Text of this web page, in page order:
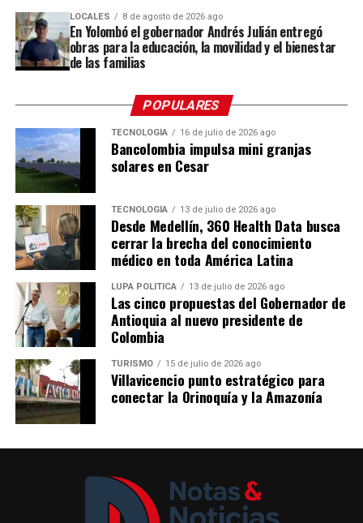
“Esta es una oportunidad para que las personas
conozcan dónde nace una de las tradiciones que más
nos representa, compartan con nuestros silleteros y
descubran todo el trabajo que hay detrás de una
destacó Gabriel Jaime Londoño Rendón,
secretario de Desarrollo Económico de Envigado.
Las fincas
Las fincas que abren sus puertas son: El Reposo, La
Dalia, El Chagualo, La Colina y La Cumbre, donde
encontrarán a los silleteros Jhon Jaime Ramírez, Viviana
Hincapié, Jorge Iván Salazar, Mariana Salazar, Arístides
Ríos, Fredy Ríos, Luis Carlos Ríos, William Ríos, Omar
Zapata, José Miguel Zapata, Hernán Soto, Edgar Soto y
Yurani Mejía, quienes serán los guías durante el
recorrido.
Durante el recorrido, los visitantes podrán conocer de
cerca el proceso de elaboración de las silletas y las
historias de las familias que mantienen vivo este oficio.
Más de 30 silleteros de Envigado hacen parte de esta
Además de la experiencia alrededor de las silletas, las
fincas ofrecerán diferentes opciones gastronómicas,
LOCALES 8 de agosto de 2026 ago
En Yolombó el gobernador Andrés Julián entregó
obras para la educación, la movilidad y el bienestar
de las familias
POPULARES
TECNOLOGÍA 16 de julio de 2026 ago
Bancolombia impulsa mini granjas
solares en Cesar
TECNOLOGÍA 13 de julio de 2026 ago
Desde Medellín, 360 Health Data busca
cerrar la brecha del conocimiento
médico en toda América Latina
LUPA POLÍTICA 13 de julio de 2026 ago
Las cinco propuestas del Gobernador de
Antioquia al nuevo presidente de
Colombia
TURISMO 15 de julio de 2026 ago
Villavicencio punto estratégico para
conectar la Orinoquía y la Amazonía